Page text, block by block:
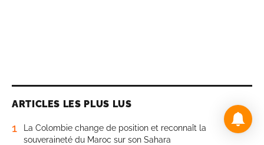
ARTICLES LES PLUS LUS
1
La Colombie change de position et reconnaît la
souveraineté du Maroc sur son Sahara